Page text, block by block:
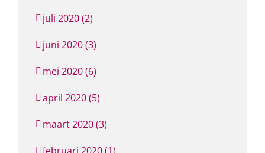
juli 2020 (2)
juni 2020 (3)
mei 2020 (6)
april 2020 (5)
maart 2020 (3)